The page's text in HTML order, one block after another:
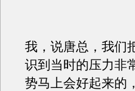
我，说唐总，我们
识到当时的压力非
势马上会好起来的